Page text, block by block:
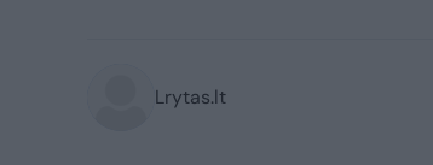
Lrytas.lt